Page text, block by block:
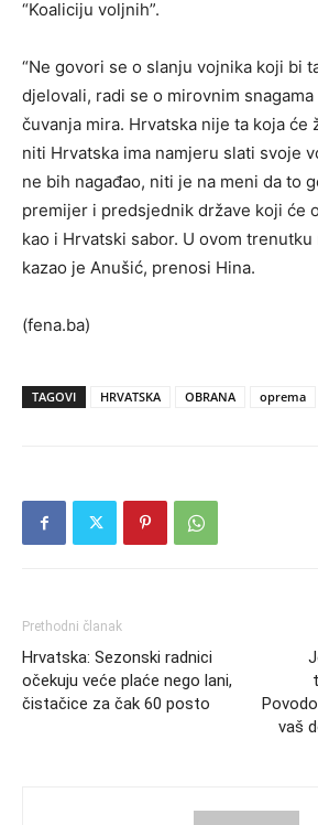
“Koaliciju voljnih”.
“Ne govori se o slanju vojnika koji bi
djelovali, radi se o mirovnim
čuvanja mira. Hrvatska nije ta koja će
niti Hrvatska ima namjeru slati svoje
ne bih nagađao, niti je na meni da to
premijer i predsjednik države koji će
kao i Hrvatski sabor. U ovom trenutku
kazao je Anušić, prenosi Hina.
(fena.ba)
TAGOVI HRVATSKA OBRANA oprema
Prethodni članak
Hrvatska: Sezonski radnici
očekuju veće plaće nego lani,
čistačice za čak 60 posto
vaš